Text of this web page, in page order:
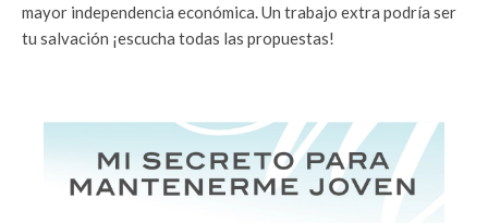
mayor independencia económica. Un trabajo extra podría ser
tu salvación ¡escucha todas las propuestas!